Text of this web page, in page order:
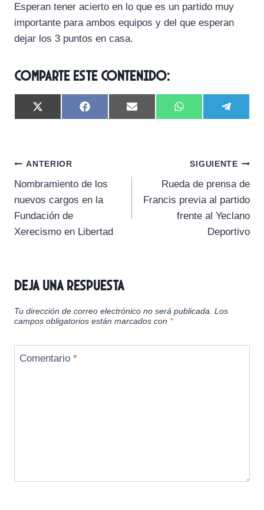
Esperan tener acierto en lo que es un partido muy
importante para ambos equipos y del que esperan
dejar los 3 puntos en casa.
Comparte este contenido:
C
o
r
i
r
e
n
X
(
t
e
r
)
C
o
i
r
e
F
a
k
C
o
E
m
C
o
i
r
e
n
W
h
A
p
C
o
r
i
r
e
n
e
r
m
Navegación
de
entradas
ANTERIOR
Nombramiento de los
nuevos cargos en la
Fundación de
Xerecismo en Libertad
SIGUIENTE
Rueda de prensa de
Francis previa al partido
frente al Yeclano
Deportivo
Deja una respuesta
Tu dirección de correo electrónico no será publicada. Los
campos obligatorios están marcados con *
Comentario *